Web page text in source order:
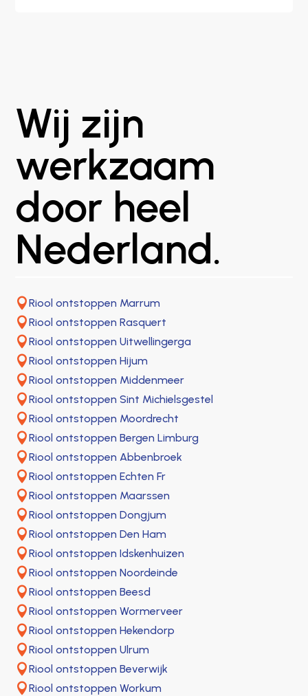
Wij zijn
werkzaam
door heel
Nederland.
Riool ontstoppen Marrum
Riool ontstoppen Rasquert
Riool ontstoppen Uitwellingerga
Riool ontstoppen Hijum
Riool ontstoppen Middenmeer
Riool ontstoppen Sint Michielsgestel
Riool ontstoppen Moordrecht
Riool ontstoppen Bergen Limburg
Riool ontstoppen Abbenbroek
Riool ontstoppen Echten Fr
Riool ontstoppen Maarssen
Riool ontstoppen Dongjum
Riool ontstoppen Den Ham
Riool ontstoppen Idskenhuizen
Riool ontstoppen Noordeinde
Riool ontstoppen Beesd
Riool ontstoppen Wormerveer
Riool ontstoppen Hekendorp
Riool ontstoppen Ulrum
Riool ontstoppen Beverwijk
Riool ontstoppen Workum